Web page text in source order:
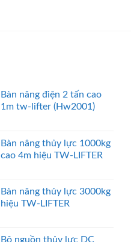
Bàn nâng điện 2 tấn cao
1m tw-lifter (Hw2001)
Bàn nâng thủy lực 1000kg
cao 4m hiệu TW-LIFTER
Bàn nâng thủy lực 3000kg
hiệu TW-LIFTER
Bộ nguồn thủy lực DC